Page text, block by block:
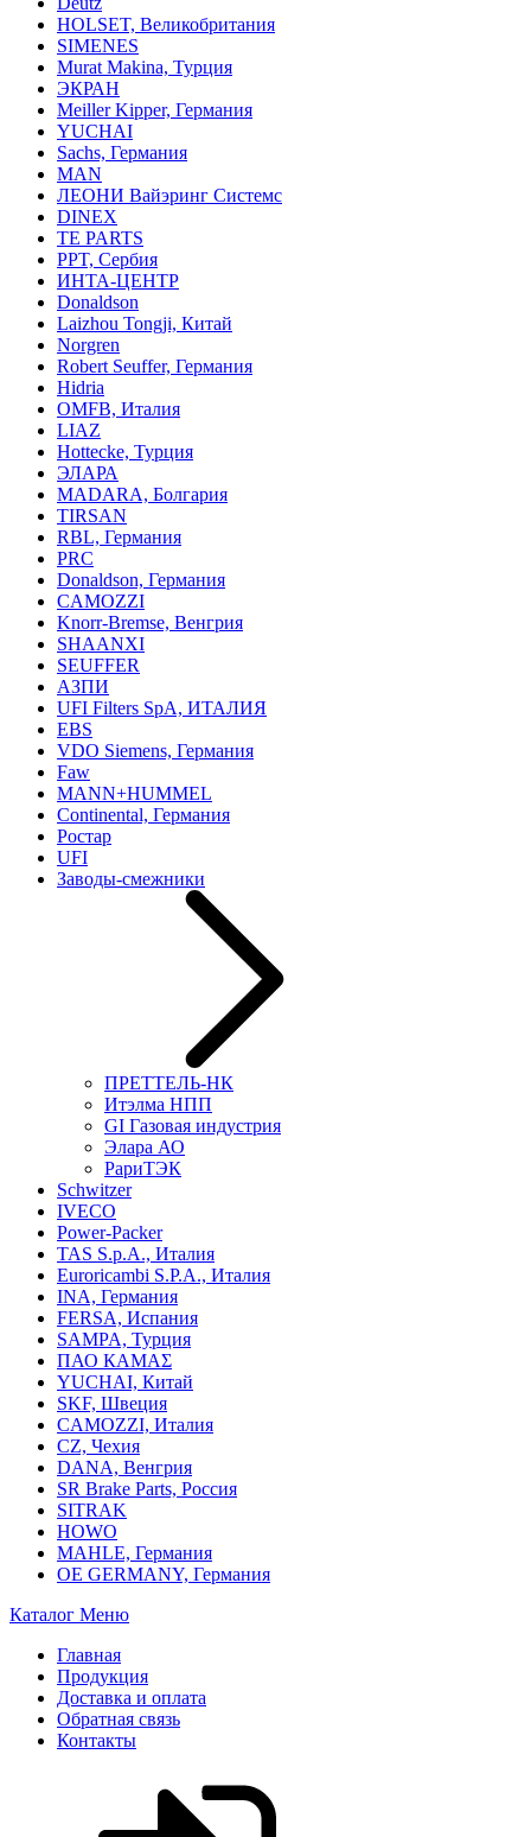
HOLSET, Великобритания
SIMENES
Murat Makina, Турция
ЭКРАН
Meiller Kipper, Германия
YUCHAI
Sachs, Германия
MAN
ЛЕОНИ Вайэринг Системс
DINEX
TE PARTS
PPT, Сербия
ИНТА-ЦЕНТР
Donaldson
Laizhou Tongji, Китай
Norgren
Robert Seuffer, Германия
Hidria
OMFB, Италия
LIAZ
Hottecke, Турция
ЭЛАРА
MADARA, Болгария
TIRSAN
RBL, Германия
PRC
Donaldson, Германия
CAMOZZI
Knorr-Bremse, Венгрия
SHAANXI
SEUFFER
АЗПИ
UFI Filters SpA, ИТАЛИЯ
EBS
VDO Siemens, Германия
Faw
MANN+HUMMEL
Continental, Германия
Ростар
UFI
Заводы-смежники
ПРЕТТЕЛЬ-НК
Итэлма НПП
GI Газовая индустрия
Элара АО
РариТЭК
Schwitzer
IVECO
Power-Packer
TAS S.p.A., Италия
Euroricambi S.P.A., Италия
INA, Германия
FERSA, Испания
SAMPA, Турция
ПАО КАМАΣ
YUCHAI, Китай
SKF, Швеция
CAMOZZI, Италия
CZ, Чехия
DANA, Венгрия
SR Brake Parts, Россия
SITRAK
HOWO
MAHLE, Германия
OE GERMANY, Германия
Каталог Меню
Главная
Продукция
Доставка и оплата
Обратная связь
Контакты